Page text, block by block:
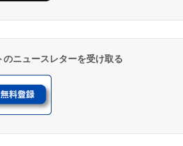
ニュースレターを受け取る